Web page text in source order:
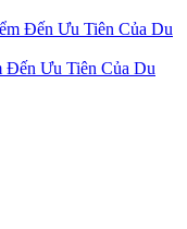
Ưu Tiên Của Du